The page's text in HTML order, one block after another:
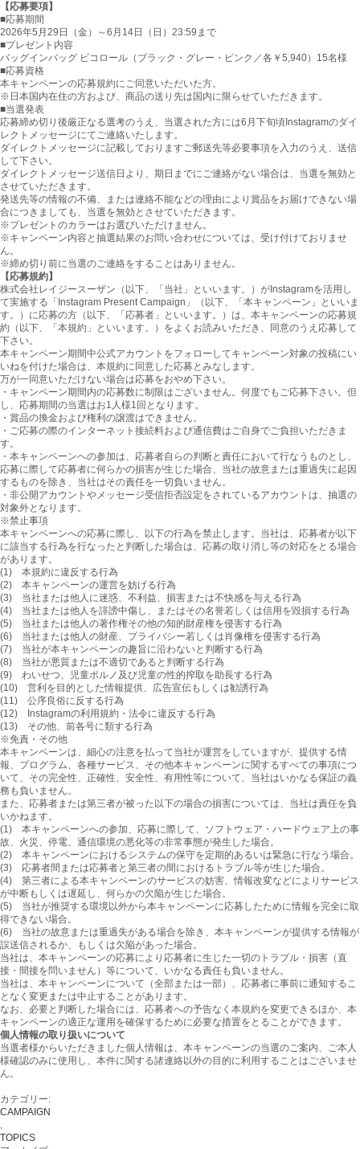
【応募要項】
■応募期間
2026年5月29日（金）～6月14日（日）23:59まで
■プレゼント内容
バッグインバッグ ビコロール（ブラック・グレー・ピンク／各￥5,940）15名様
■応募資格
本キャンペーンの応募規約にご同意いただいた方。
※日本国内在住の方および、商品の送り先は国内に限らせていただきます。
■当選発表
応募締め切り後厳正なる選考のうえ、当選された方には6月下旬頃Instagramのダイ
レクトメッセージにてご連絡いたします。
ダイレクトメッセージに記載しておりますご郵送先等必要事項を入力のうえ、送信
して下さい。
ダイレクトメッセージ送信日より、期日までにご連絡がない場合は、当選を無効と
させていただきます。
発送先等の情報の不備、または連絡不能などの理由により賞品をお届けできない場
合につきましても、当選を無効とさせていただきます。
※プレゼントのカラーはお選びいただけません。
※キャンペーン内容と抽選結果のお問い合わせについては、受け付けておりませ
ん。
※締め切り前に当選のご連絡をすることはありません。
【応募規約】
株式会社レイジースーザン（以下、「当社」といいます。）がInstagramを活用し
て実施する「Instagram Present Campaign」（以下、「本キャンペーン」といいま
す。）に応募の方（以下、「応募者」といいます。）は、本キャンペーンの応募規
約（以下、「本規約」といいます。）をよくお読みいただき、同意のうえ応募して
下さい。
本キャンペーン期間中公式アカウントをフォローしてキャンペーン対象の投稿にい
いねを付けた場合は、本規約に同意した応募とみなします。
万が一同意いただけない場合は応募をおやめ下さい。
・キャンペーン期間内の応募数に制限はございません。何度でもご応募下さい。但
し、応募期間の当選はお1人様1回となります。
・賞品の換金および権利の譲渡はできません。
・ご応募の際のインターネット接続料および通信費はご自身でご負担いただきま
す。
・本キャンペーンへの参加は、応募者自らの判断と責任において行なうものとし、
応募に際して応募者に何らかの損害が生じた場合、当社の故意または重過失に起因
するものを除き、当社はその責任を一切負いません。
・非公開アカウントやメッセージ受信拒否設定をされているアカウントは、抽選の
対象外となります。
※禁止事項
本キャンペーンへの応募に際し、以下の行為を禁止します。当社は、応募者が以下
に該当する行為を行なったと判断した場合は、応募の取り消し等の対応をとる場合
があります。
(1) 本規約に違反する行為
(2) 本キャンペーンの運営を妨げる行為
(3) 当社または他人に迷惑、不利益、損害または不快感を与える行為
(4) 当社または他人を誹謗中傷し、またはその名誉若しくは信用を毀損する行為
(5) 当社または他人の著作権その他の知的財産権を侵害する行為
(6) 当社または他人の財産、プライバシー若しくは肖像権を侵害する行為
(7) 当社が本キャンペーンの趣旨に沿わないと判断する行為
(8) 当社が悪質または不適切であると判断する行為
(9) わいせつ、児童ポルノ及び児童の性的搾取を助長する行為
(10) 営利を目的とした情報提供、広告宣伝もしくは勧誘行為
(11) 公序良俗に反する行為
(12) Instagramの利用規約・法令に違反する行為
(13) その他、前各号に類する行為
※免責・その他
本キャンペーンは、細心の注意を払って当社が運営をしていますが、提供する情
報、プログラム、各種サービス、その他本キャンペーンに関するすべての事項につ
いて、その完全性、正確性、安全性、有用性等について、当社はいかなる保証の義
務も負いません。
また、応募者または第三者が被った以下の場合の損害については、当社は責任を負
いかねます。
(1) 本キャンペーンへの参加、応募に際して、ソフトウェア・ハードウェア上の事
故、火災、停電、通信環境の悪化等の非常事態が発生した場合。
(2) 本キャンペーンにおけるシステムの保守を定期的あるいは緊急に行なう場合。
(3) 応募者間または応募者と第三者の間におけるトラブル等が生じた場合。
(4) 第三者による本キャンペーンのサービスの妨害、情報改変などによりサービス
が中断もしくは遅延し、何らかの欠陥が生じた場合。
(5) 当社が推奨する環境以外から本キャンペーンに応募したために情報を完全に取
得できない場合。
(6) 当社の故意または重過失がある場合を除き、本キャンペーンが提供する情報が
誤送信されるか、もしくは欠陥があった場合。
当社は、本キャンペーンの応募により応募者に生じた一切のトラブル・損害（直
接・間接を問いません）等について、いかなる責任も負いません。
当社は、本キャンペーンについて（全部または一部）、応募者に事前に通知するこ
となく変更または中止することがあります。
なお、必要と判断した場合には、応募者への予告なく本規約を変更できるほか、本
キャンペーンの適正な運用を確保するために必要な措置をとることができます。
個人情報の取り扱いについて
当選者様からいただきました個人情報は、本キャンペーンの当選のご案内、ご本人
様確認のみに使用し、本件に関する諸連絡以外の目的に利用することはございませ
ん。
カテゴリー:
CAMPAIGN
,
TOPICS